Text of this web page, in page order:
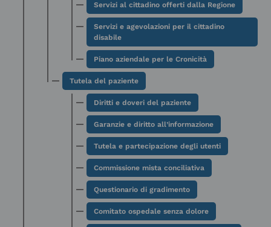
Servizi al cittadino offerti dalla Regione
Servizi e agevolazioni per il cittadino
disabile
Piano aziendale per le Cronicità
Tutela del paziente
Diritti e doveri del paziente
Garanzie e diritto all’informazione
Tutela e partecipazione degli utenti
Commissione mista conciliativa
Questionario di gradimento
Comitato ospedale senza dolore